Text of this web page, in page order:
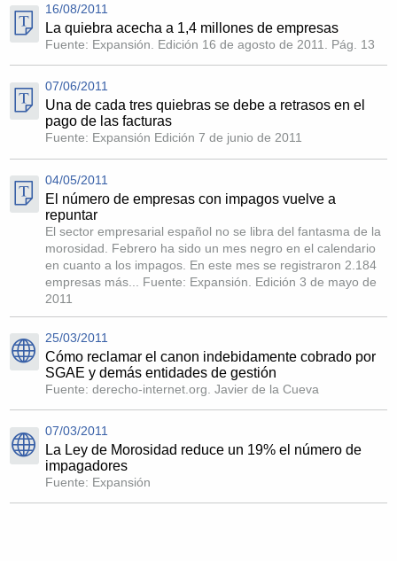
16/08/2011
La quiebra acecha a 1,4 millones de empresas
Fuente: Expansión. Edición 16 de agosto de 2011. Pág. 13
07/06/2011
Una de cada tres quiebras se debe a retrasos en el
pago de las facturas
Fuente: Expansión Edición 7 de junio de 2011
04/05/2011
El número de empresas con impagos vuelve a
repuntar
El sector empresarial español no se libra del fantasma de la
morosidad. Febrero ha sido un mes negro en el calendario
en cuanto a los impagos. En este mes se registraron 2.184
empresas más... Fuente: Expansión. Edición 3 de mayo de
2011
25/03/2011
Cómo reclamar el canon indebidamente cobrado por
SGAE y demás entidades de gestión
Fuente: derecho-internet.org. Javier de la Cueva
07/03/2011
La Ley de Morosidad reduce un 19% el número de
impagadores
Fuente: Expansión